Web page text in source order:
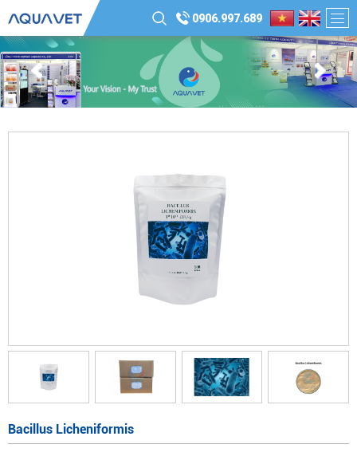
0906.997.689
Bacillus Licheniformis